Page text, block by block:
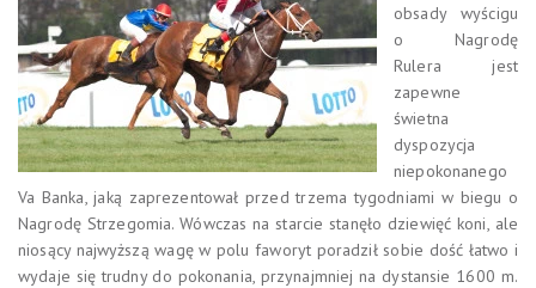
obsady wyścigu
o Nagrodę
Rulera jest
zapewne
świetna
dyspozycja
niepokonanego
Va Banka, jaką zaprezentował przed trzema tygodniami w biegu o
Nagrodę Strzegomia. Wówczas na starcie stanęło dziewięć koni, ale
niosący najwyższą wagę w polu faworyt poradził sobie dość łatwo i
wydaje się trudny do pokonania, przynajmniej na dystansie 1600 m.